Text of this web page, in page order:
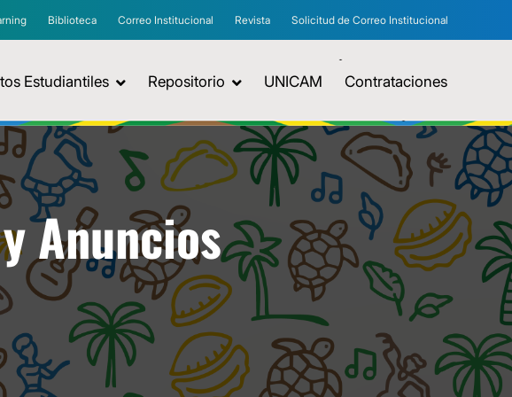
Biblioteca Correo Institucional Revista Solicitud de Correo Institucional
Estudiantiles Repositorio UNICAM Contrataciones
Anuncios